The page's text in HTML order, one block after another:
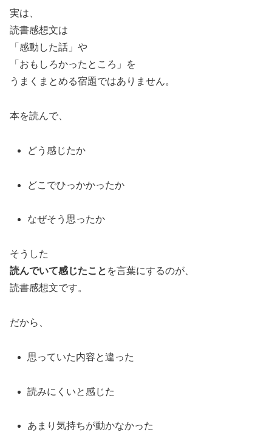
実は、
読書感想文は
「感動した話」や
「おもしろかったところ」を
うまくまとめる宿題ではありません。
本を読んで、
どう感じたか
どこでひっかかったか
なぜそう思ったか
そうした
読んでいて感じたこと を言葉にするのが、
読書感想文です。
だから、
思っていた内容と違った
読みにくいと感じた
あまり気持ちが動かなかった